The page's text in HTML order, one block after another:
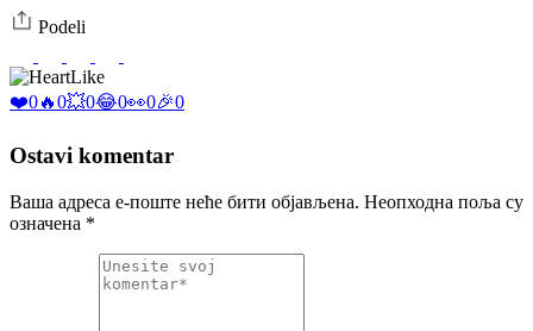
Podeli
Like
❤️0🔥0💥0😂0👀0🎉0
Ostavi komentar
Ваша адреса е-поште неће бити објављена. Неопходна поља су
означена *